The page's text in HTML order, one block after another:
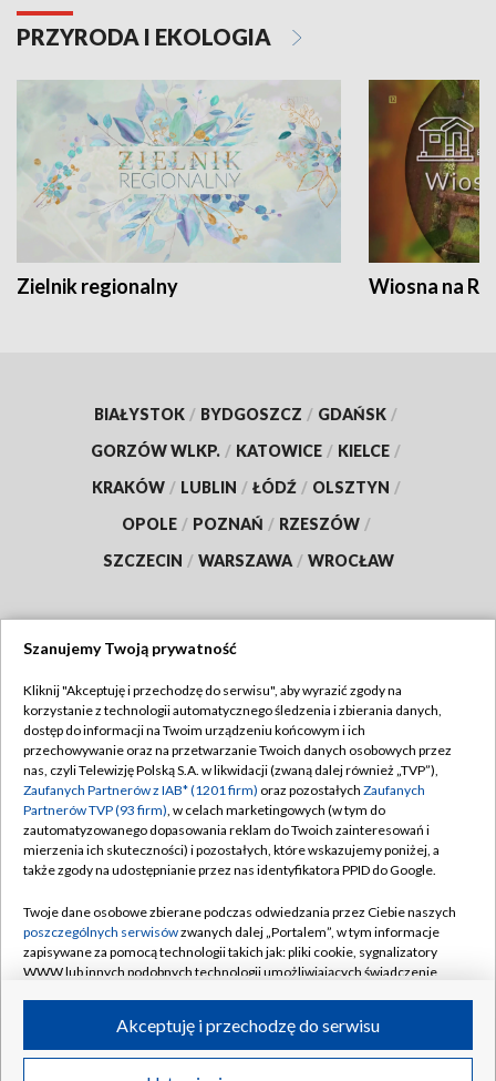
PRZYRODA I EKOLOGIA
Zielnik regionalny Wiosna na
BIAŁYSTOK / BYDGOSZCZ / GDAŃSK /
GORZÓW WLKP. / KATOWICE / KIELCE /
KRAKÓW / LUBLIN / ŁÓDŹ / OLSZTYN /
OPOLE / POZNAŃ / RZESZÓW /
SZCZECIN / WARSZAWA / WROCŁAW
TVP
Abonament TVP
Emisja w TVP
Centrum informacji TVP
Naziemna Telewizja Cyfrowa
Rada Programowa
System NOS
Informacje o nadawcy
Program dla prasy
Regulamin TVP
Polityka prywatności
Moje zgody
Pomoc
Kontakt
Kanały
©2026 Telewizja Polska S.A. w likwidacji
Szanujemy Twoją prywatność
Kliknij "Akceptuję i przechodzę do serwisu", aby wyrazić zgody na
korzystanie z technologii automatycznego śledzenia i zbierania danych,
dostęp do informacji na Twoim urządzeniu końcowym i ich
przechowywanie oraz na przetwarzanie Twoich danych osobowych przez
nas, czyli Telewizję Polską S.A. w likwidacji (zwaną dalej również „TVP”),
Zaufanych Partnerów z IAB* (1201 firm) oraz pozostałych Zaufanych
Partnerów TVP (93 firm), w celach marketingowych (w tym do
zautomatyzowanego dopasowania reklam do Twoich zainteresowań i
mierzenia ich skuteczności) i pozostałych, które wskazujemy poniżej, a
także zgody na udostępnianie przez nas identyfikatora PPID do Google.
Twoje dane osobowe zbierane podczas odwiedzania przez Ciebie naszych
poszczególnych serwisówzwanych dalej „Portalem”, w tym informacje
zapisywane za pomocą technologii takich jak: pliki cookie, sygnalizatory
WWW lub innych podobnych technologii umożliwiających świadczenie
ruchu w Internecie.
Twoje dane osobowe zbierane podczas odwiedzania przez Ciebie
Akceptuję i przechodzę do serwisu